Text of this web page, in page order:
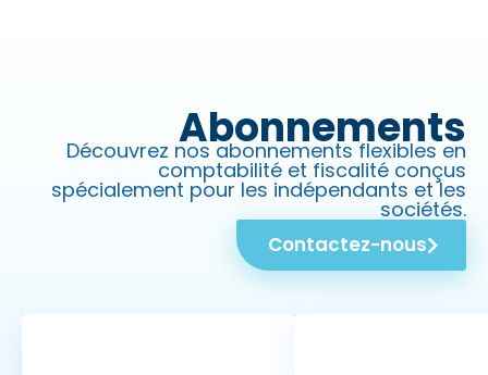
Abonnements
Découvrez nos abonnements flexibles en
comptabilité et fiscalité conçus
spécialement pour les indépendants et les
sociétés.
Contactez-nous